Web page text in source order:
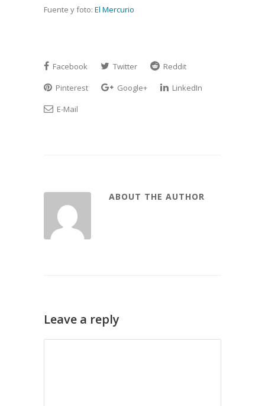
Fuente y foto: El Mercurio
Facebook Twitter
Reddit
Pinterest
Google+
LinkedIn
E-Mail
ABOUT THE AUTHOR
Leave a reply